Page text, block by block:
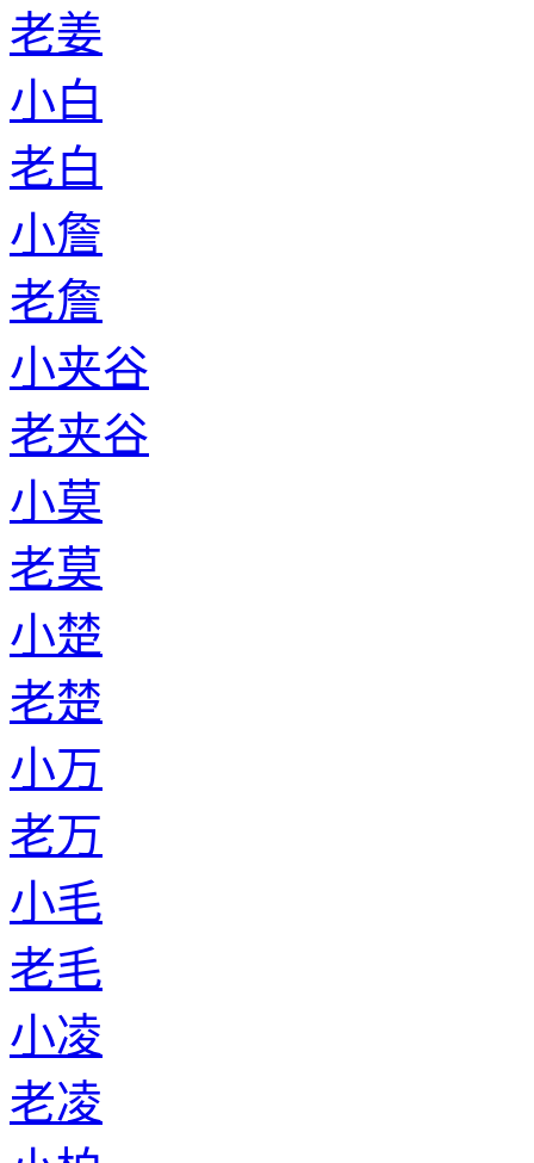
老姜
小白
老白
小詹
老詹
小夹谷
老夹谷
小莫
老莫
小楚
老楚
小万
老万
小毛
老毛
小凌
老凌